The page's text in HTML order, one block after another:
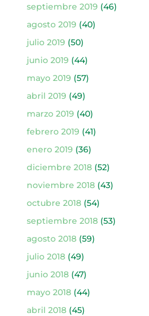
septiembre 2019 (46)
agosto 2019 (40)
julio 2019 (50)
junio 2019 (44)
mayo 2019 (57)
abril 2019 (49)
marzo 2019 (40)
febrero 2019 (41)
enero 2019 (36)
diciembre 2018(52)
noviembre 2018(43)
octubre 2018(54)
septiembre 2018(53)
agosto 2018(59)
julio 2018(49)
junio 2018(47)
mayo 2018(44)
abril 2018(45)